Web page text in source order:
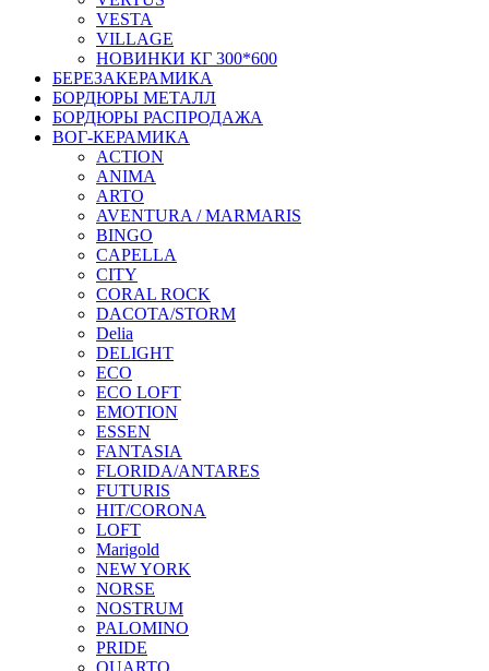
VESTA
VILLAGE
НОВИНКИ КГ 300*600
БЕРЕЗАКЕРАМИКА
БОРДЮРЫ МЕТАЛЛ
БОРДЮРЫ РАСПРОДАЖА
ВОГ-КЕРАМИКА
ACTION
ANIMA
ARTO
AVENTURA / MARMARIS
BINGO
CAPELLA
CITY
CORAL ROCK
DACOTA/STORM
Delia
DELIGHT
ECO
ECO LOFT
EMOTION
ESSEN
FANTASIA
FLORIDA/ANTARES
FUTURIS
HIT/CORONA
LOFT
Marigold
NEW YORK
NORSE
NOSTRUM
PALOMINO
PRIDE
QUARTO